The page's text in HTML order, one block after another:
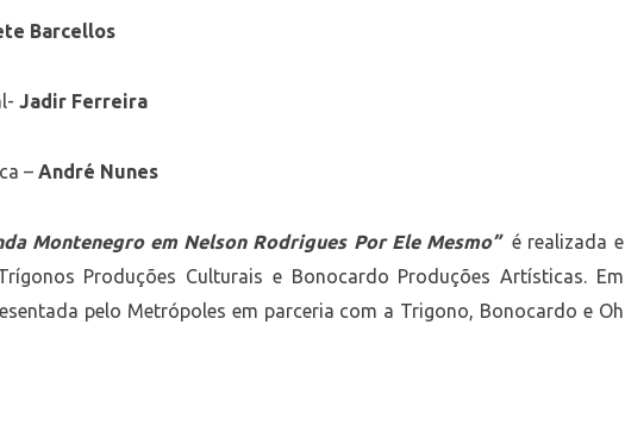
Barcellos
Jadir Ferreira
– André Nunes
Montenegro em Nelson Rodrigues Por Ele Mesmo”é realizada e
Produções Culturais e Bonocardo Produções Artísticas. Em
pelo Metrópoles em parceria com a Trigono, Bonocardo e Oh